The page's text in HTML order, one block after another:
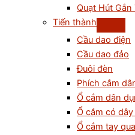
Quạt Hút Gắn
Tiến thành
Cầu dao điện
Cầu dao đảo
Đuôi đèn
Phích cắm
Ổ cắm dân
Ổ cắm có
Ổ cắm tay